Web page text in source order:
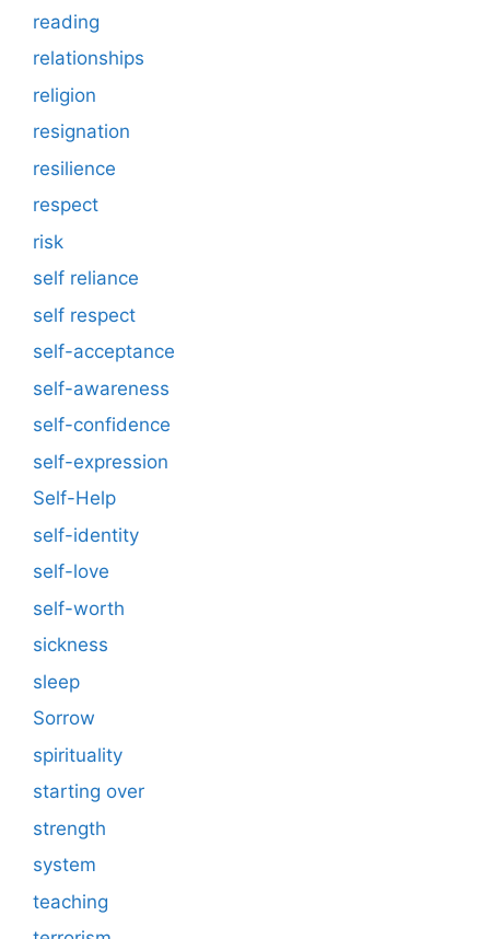
reading
relationships
religion
resignation
resilience
respect
risk
self reliance
self respect
self-acceptance
self-awareness
self-confidence
self-expression
Self-Help
self-identity
self-love
self-worth
sickness
sleep
Sorrow
spirituality
starting over
strength
system
teaching